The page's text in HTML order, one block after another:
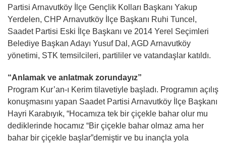
Partisi Arnavutköy İlçe Gençlik Kolları Başkanı Yakup
Yerdelen, CHP Arnavutköy İlçe Başkanı Ruhi Tuncel,
Saadet Partisi Eski İlçe Başkanı ve 2014 Yerel Seçimleri
Belediye Başkan Adayı Yusuf Dal, AGD Arnavutköy
yönetimi, STK temsilcileri, partililer ve vatandaşlar katıldı.
“Anlamak ve anlatmak zorundayız”
Program Kur’an-ı Kerim tilavetiyle başladı. Programın açılış
konuşmasını yapan Saadet Partisi Arnavutköy İlçe Başkanı
Hayri Karabıyık, “Hocamıza tek bir çiçekle bahar olur mu
dediklerinde hocamız “Bir çiçekle bahar olmaz ama her
bahar bir çiçekle başlar”demiştir ve bu inançla yola